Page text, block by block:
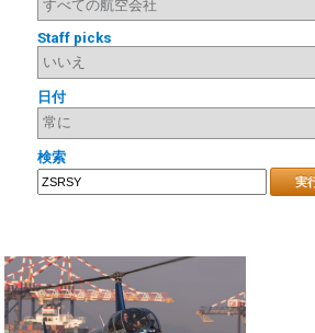
Staff picks
日付
検索
実